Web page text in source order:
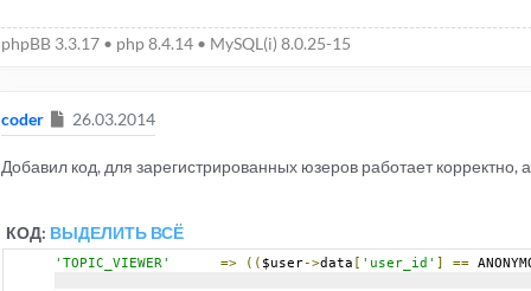
phpBB 3.3.17 • php 8.4.14 • MySQL(i) 8.0.25-15
coder Сообщение
26.03.2014
Добавил код, для зарегистрированных юзеров работает корректно,
КОД: ВЫДЕЛИТЬ ВСЁ
'TOPIC_VIEWER' => (( $user->data 'user_id' ==